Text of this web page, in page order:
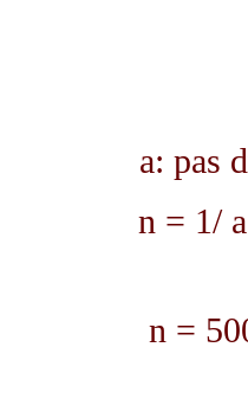
a: pas
n = 1/
n =